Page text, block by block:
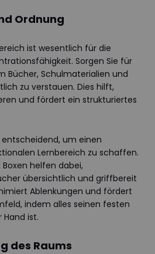
Ordnung
ist wesentlich für die
Sorgen Sie für
Bücher, Schulmaterialien und
zu verstauen. Dies hilft,
und fördert ein strukturiertes
um einen
Lernbereich zu schaffen.
helfen dabei,
übersichtlich und griffbereit
Ablenkungen und fördert
indem alles seinen festen
ist.
des Raums